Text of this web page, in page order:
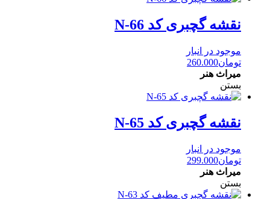
نقشه گچبری کد N-66
موجود در انبار
تومان260.000
میراث هنر
بستن
نقشه گچبری کد N-65
موجود در انبار
تومان299.000
میراث هنر
بستن